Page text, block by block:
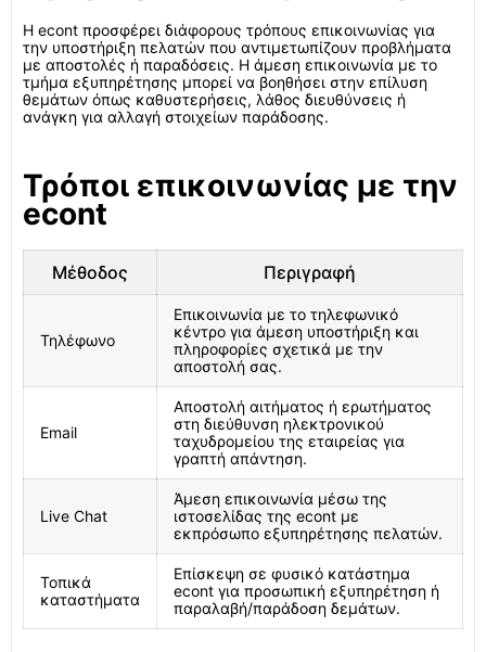
Η econt προσφέρει διάφορους τρόπους επικοινωνίας για
την υποστήριξη πελατών που αντιμετωπίζουν προβλήματα
με αποστολές ή παραδόσεις. Η άμεση επικοινωνία με το
τμήμα εξυπηρέτησης μπορεί να βοηθήσει στην επίλυση
θεμάτων όπως καθυστερήσεις, λάθος διευθύνσεις ή
ανάγκη για αλλαγή στοιχείων παράδοσης.
Τρόποι επικοινωνίας με την
econt
Μέθοδος Περιγραφή
Τηλέφωνο
Επικοινωνία με το τηλεφωνικό
κέντρο για άμεση υποστήριξη και
πληροφορίες σχετικά με την
αποστολή σας.
Email
Αποστολή αιτήματος ή ερωτήματος
στη διεύθυνση ηλεκτρονικού
ταχυδρομείου της εταιρείας για
γραπτή απάντηση.
Live Chat
Άμεση επικοινωνία μέσω της
ιστοσελίδας της econt με
εκπρόσωπο εξυπηρέτησης πελατών.
Τοπικά
καταστήματα
Επίσκεψη σε φυσικό κατάστημα
econt για προσωπική εξυπηρέτηση ή
παραλαβή/παράδοση δεμάτων.